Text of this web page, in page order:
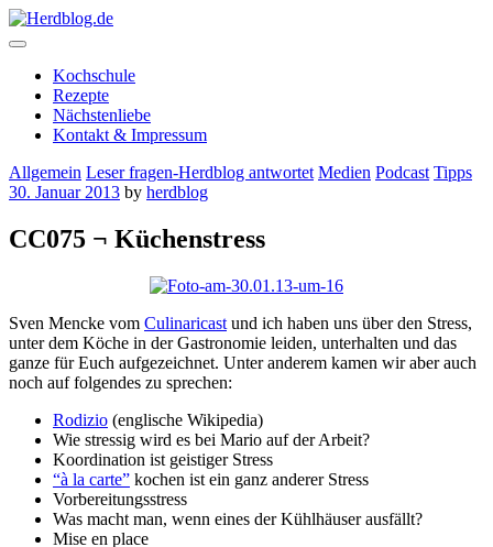
Skip
to
Herdblog.de
Kochschule
Rezepte
Nächstenliebe
Kontakt & Impressum
Allgemein Leser fragen-Herdblog antwortet Medien Podcast Tipps
30. Januar 2013 by herdblog
CC075 ¬ Küchenstress
Sven Mencke vom Culinaricast und ich haben uns über den Stress,
unter dem Köche in der Gastronomie leiden, unterhalten und das
ganze für Euch aufgezeichnet. Unter anderem kamen wir aber auch
noch auf folgendes zu sprechen:
Rodizio (englische Wikipedia)
Wie stressig wird es bei Mario auf der Arbeit?
Koordination ist geistiger Stress
“à la carte” kochen ist ein ganz anderer Stress
Vorbereitungsstress
Was macht man, wenn eines der Kühlhäuser ausfällt?
Mise en place